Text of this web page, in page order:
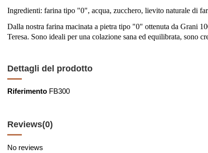
Ingredienti: farina tipo "0", acqua, zucchero, lievito naturale di
Dalla nostra farina macinata a pietra tipo "0" ottenuta da Grani
Teresa. Sono ideali per una colazione sana ed equilibrata, sono
Dettagli del prodotto
Riferimento FB300
Reviews(0)
No reviews